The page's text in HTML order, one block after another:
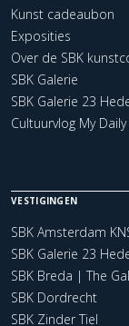
Kunst cadeaubon
Exposities
Over de SBK
SBK Galerie
SBK Galerie 23
Cultuurvlog My
VESTIGINGEN
SBK Amsterdam
SBK Galerie 23
SBK Breda | The
SBK Dordrecht
SBK Zinder Tiel